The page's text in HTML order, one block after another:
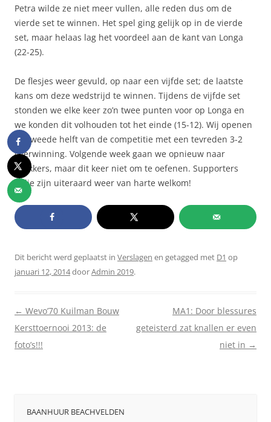
Petra wilde ze niet meer vullen, alle reden dus om de
vierde set te winnen. Het spel ging gelijk op in de vierde
set, maar helaas lag het voordeel aan de kant van Longa
(22-25).
De flesjes weer gevuld, op naar een vijfde set; de laatste
kans om deze wedstrijd te winnen. Tijdens de vijfde set
stonden we elke keer zo’n twee punten voor op Longa en
we konden dit volhouden tot het einde (15-12). Wij openen
de tweede helft van de competitie met een tevreden 3-2
overwinning. Volgende week gaan we opnieuw naar
Krekkers, maar dit keer niet om te oefenen. Supporters
jullie zijn uiteraard weer van harte welkom!
Dit bericht werd geplaatst in Verslagen en getagged met D1 op
januari 12, 2014doorAdmin 2019.
Berichtnavigatie
← Wevo’70 Kuilman Bouw
Kersttoernooi 2013: de
foto’s!!!
MA1: Door blessures
geteisterd zat knallen er even
niet in →
BAANHUUR BEACHVELDEN